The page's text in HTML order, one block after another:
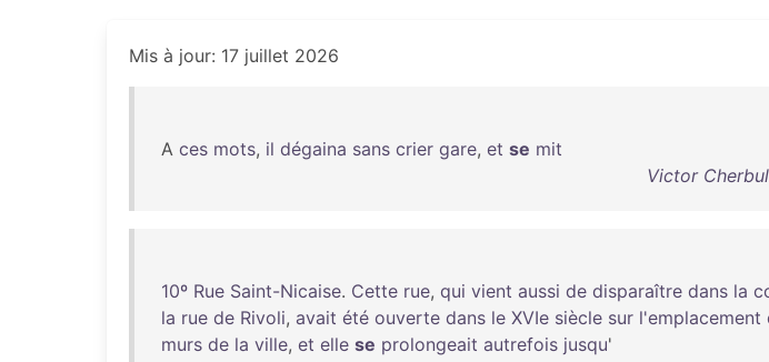
Mis à jour: 17 juillet 2026
A ces mots, il dégaina sans crier gare, et se mit
Victor
10º Rue Saint-Nicaise. Cette rue, qui vient aussi de disparaître dans la
la rue de Rivoli, avait été ouverte dans le XVIe siècle sur l'emplacement
murs de la ville, et elle se prolongeait autrefois jusqu'